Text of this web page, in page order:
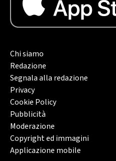
Chi siamo
Redazione
Segnala alla redazione
Privacy
Cookie Policy
Pubblicità
Moderazione
Copyright ed immagini
Applicazione mobile